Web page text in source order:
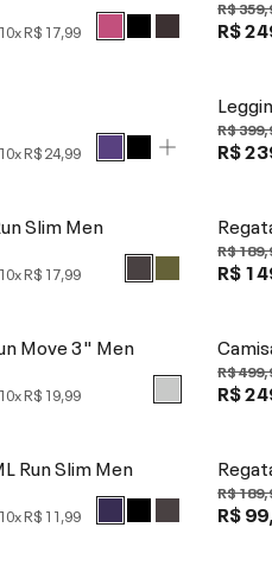
10xR$ 17,99
R$
R$
10xR$ 24,99
R$
R$
Slim Men
10xR$ 17,99
R$
R$
Move 3" Men
10xR$ 19,99
R$
R$
Run Slim Men
10xR$ 11,99
R$
R$